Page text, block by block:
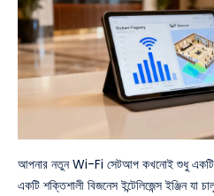
আপনার নতুন Wi-Fi সেটআপ কখনোই শুধু একটি
একটি শক্তিশালী বিজনেস ইন্টেলিজেন্স ইঞ্জিন যা